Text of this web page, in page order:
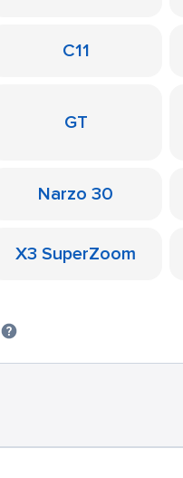
C11
GT
Narzo 30
X3 SuperZoom